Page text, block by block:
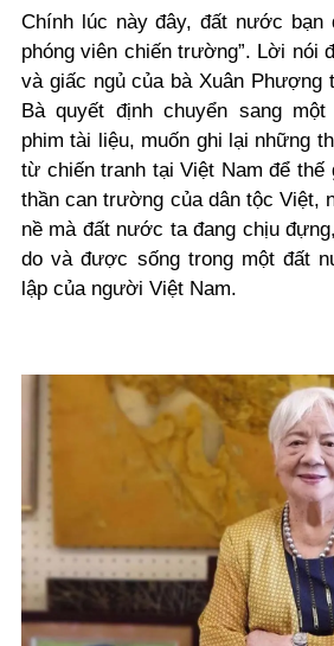
Chính lúc này đây, đất nước bạn
phóng viên chiến trường”. Lời nói
và giấc ngủ của bà Xuân Phượng
Bà quyết định chuyển sang
phim tài liệu, muốn ghi lại những
từ chiến tranh tại Việt Nam để
thần can trường của dân tộc Việt,
nề mà đất nước ta đang chịu
do và được sống trong một đất
lập của người Việt Nam.